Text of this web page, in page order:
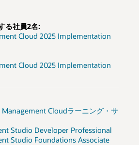
る社員2名:
Cloud 2025 Implementation
Cloud 2025 Implementation
Cloudラーニング・サ
Studio Developer Professional
Studio Foundations Associate